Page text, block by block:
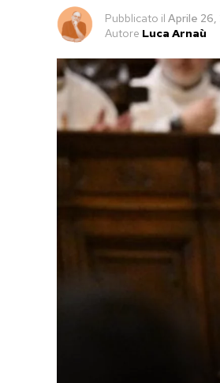
Pubblicato il Aprile 26,
Autore Luca Arnaù